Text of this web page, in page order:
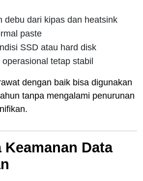
debu dari kipas dan heatsink
paste
SSD atau hard disk
tetap stabil
dengan baik bisa digunakan
tanpa mengalami penurunan
Keamanan Data